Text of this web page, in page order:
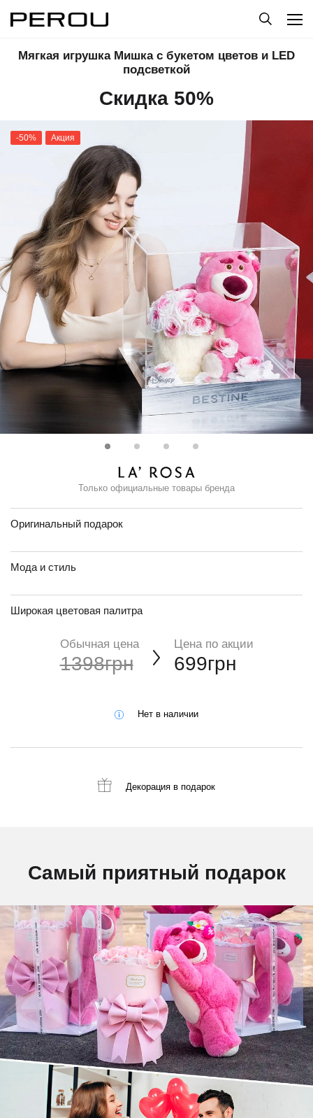
Мягкая игрушка Мишка с букетом цветов и LED
подсветкой
Скидка 50%
-50% Акция
Только официальные товары бренда
Оригинальный подарок
Мода и стиль
Широкая цветовая палитра
Обычная цена
1398грн
Цена по акции
699грн
Нет в наличии
Декорация в подарок
Самый приятный подарок